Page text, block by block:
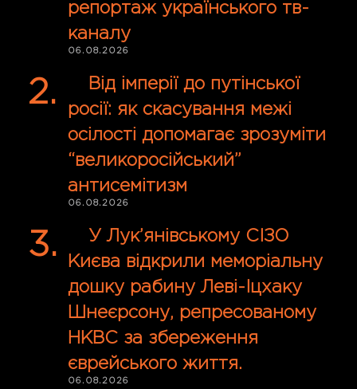
репортаж українського тв-
каналу
06.08.2026
Від імперії до путінської
росії: як скасування межі
осілості допомагає зрозуміти
“великоросійський”
антисемітизм
06.08.2026
У Лук’янівському СІЗО
Києва відкрили меморіальну
дошку рабину Леві-Іцхаку
Шнеєрсону, репресованому
НКВС за збереження
єврейського життя.
06.08.2026